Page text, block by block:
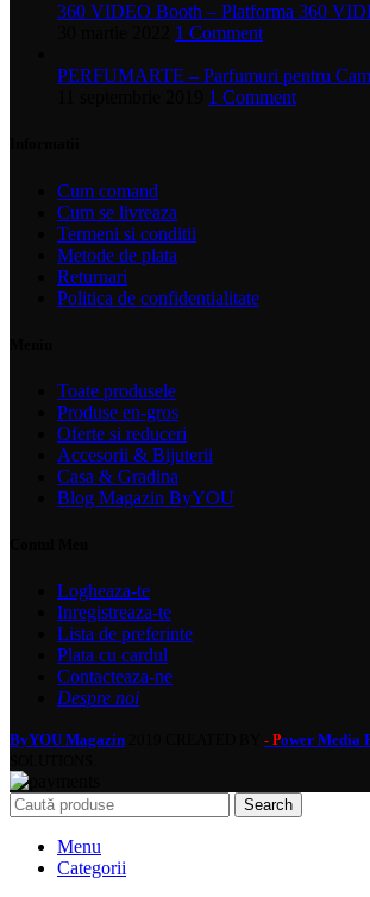
360 VIDEO Booth – Platforma 360
1 Comment
PERFUMARTE – Parfumuri pentru
1 Comment
Cum comand
Cum se livreaza
Termeni si conditii
Metode de plata
Returnari
Politica de confidentialitate
Toate produsele
Produse en-gros
Oferte si reduceri
Accesorii & Bijuterii
Casa & Gradina
Blog Magazin ByYOU
Logheaza-te
Inregistreaza-te
Lista de preferinte
Plata cu cardul
Contacteaza-ne
Despre noi
ByYOU Magazin - Power Media
Search
Menu
Categorii